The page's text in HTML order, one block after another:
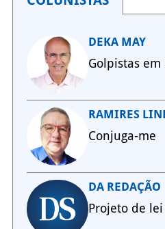
DEKA MAY
Golpistas em
RAMIRES
Conjuga-me
DA REDAÇÃO
Projeto de